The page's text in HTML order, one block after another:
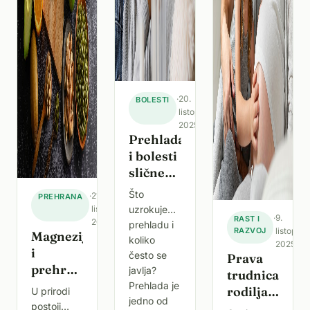
PREHRANA ·21.
listopada
2025.
Magnezij
i
prehrana
kod
dijabetesa
U prirodi
postoji
BOLESTI ·20.
listopada
2025.
Prehlada
i bolesti
slične
prehladi
–
simptomi,
komplikacije
i
liječenje
Što
uzrokuje
prehladu i
koliko
često se
javlja?
Prehlada je
jedno od
RAST I
RAZVOJ
·9.
listopada
2025.
Prava
trudnica,
rodilja,